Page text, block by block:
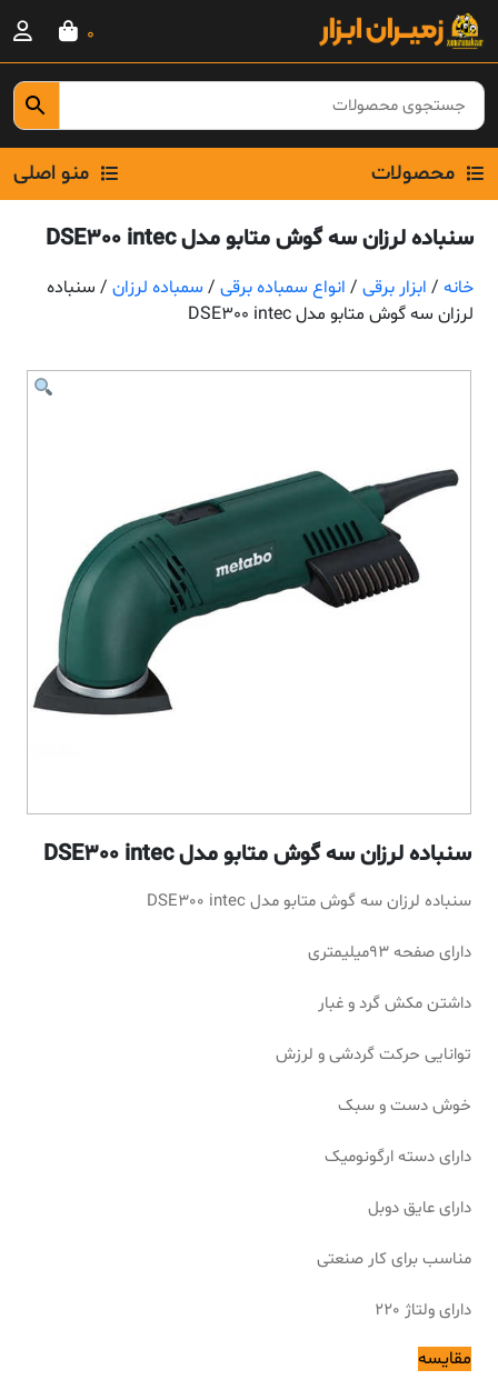
Skip
content
0
محصولات منو اصلی
سنباده لرزان سه گوش متابو مدل DSE300 intec
خانه / ابزار برقی / انواع سمباده برقی / سمباده لرزان / سنباده
لرزان سه گوش متابو مدل DSE300 intec
سنباده لرزان سه گوش متابو مدل DSE300 intec
سنباده لرزان سه گوش متابو مدل DSE300 intec
دارای صفحه 93میلیمتری
داشتن مکش گرد و غبار
توانایی حرکت گردشی و لرزش
خوش دست و سبک
دارای دسته ارگونومیک
دارای عایق دوبل
مناسب برای کار صنعتی
دارای ولتاژ 220
مقایسه